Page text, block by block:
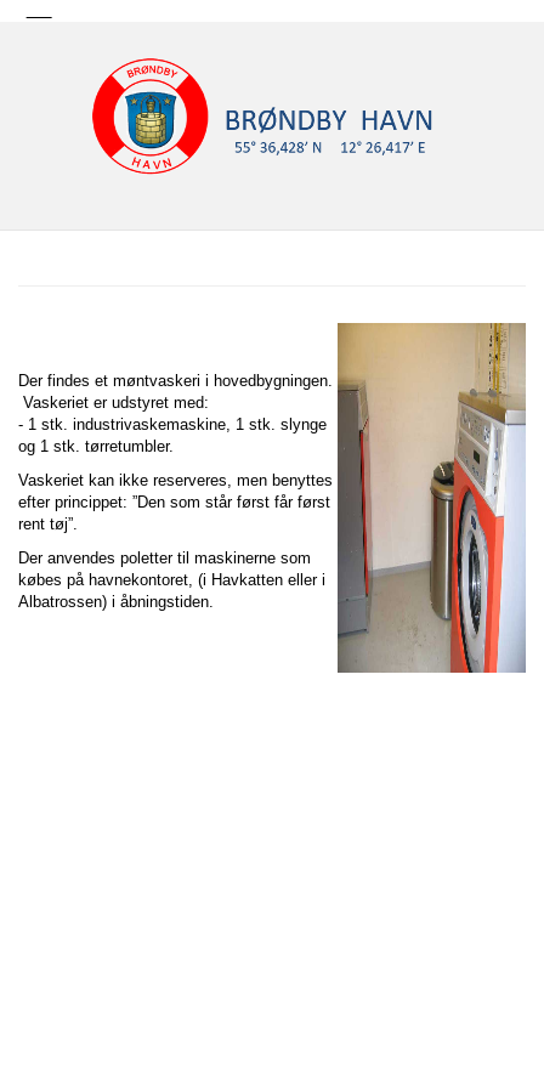
Der findes et møntvaskeri i hovedbygningen.
Vaskeriet er udstyret med:
- 1 stk. industrivaskemaskine, 1 stk. slynge
og 1 stk. tørretumbler.
Vaskeriet kan ikke reserveres, men benyttes
efter princippet: ”Den som står først får først
rent tøj”.
Der anvendes poletter til maskinerne som
købes på havnekontoret, (i Havkatten eller i
Albatrossen) i åbningstiden.